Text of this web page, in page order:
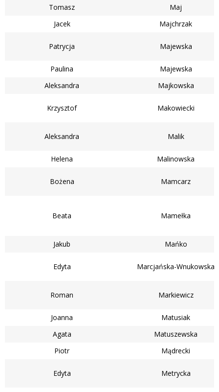
Tomasz
Maj
Jacek
Majchrzak
Patrycja Majewska
Paulina
Majewska
Aleksandra
Majkowska
Krzysztof Makowiecki
Aleksandra Malik
Helena Malinowska
Bożena Mamcarz
Beata Mamełka
Jakub Mańko
Edyta Marcjańska-Wnukowska
Roman Markiewicz
Joanna
Matusiak
Agata
Matuszewska
Piotr
Mądrecki
Edyta Metrycka